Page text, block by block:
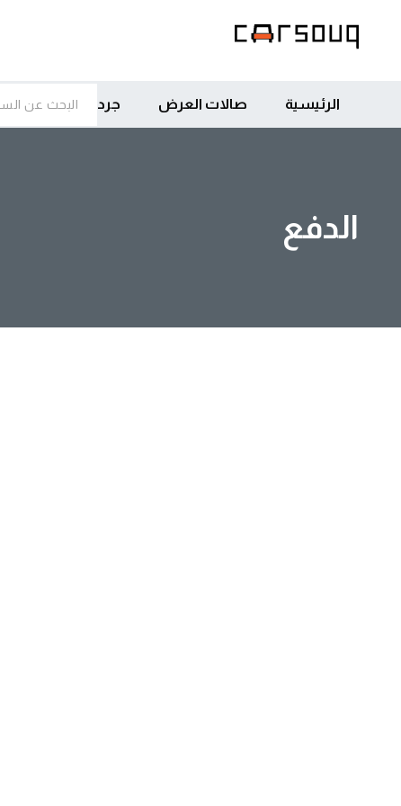
الرئيسية صالات العرض جرد
الدفع